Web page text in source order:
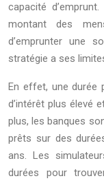
capacité
montant des
d’emprunter une
stratégie a ses
En effet, une durée
d’intérêt plus élevé
plus, les banques
prêts sur des
ans. Les
durées pour